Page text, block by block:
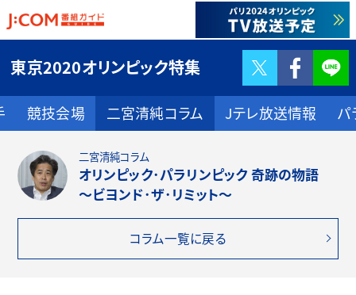
東京2020オリンピック特集
競技会場 二宮清純コラム Jテレ放送情報 パ
Twitter
二宮清純コラム
オリンピック･パラリンピック 奇跡の物語
～ビヨンド･ザ･リミット～
コラム一覧に戻る